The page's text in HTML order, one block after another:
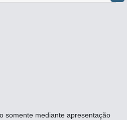
somente mediante apresentação